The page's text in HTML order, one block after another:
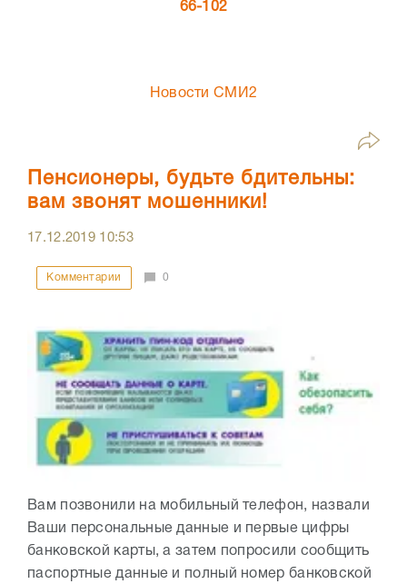
66-102
Новости СМИ2
Пенсионеры, будьте бдительны:
вам звонят мошенники!
17.12.2019 10:53
Комментарии 0
Вам позвонили на мобильный телефон, назвали
Ваши персональные данные и первые цифры
банковской карты, а затем попросили сообщить
паспортные данные и полный номер банковской